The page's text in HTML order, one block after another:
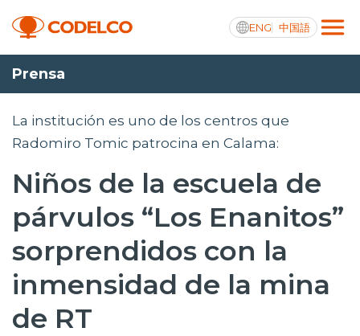
ENG 中国語
Transparencia activa
Nosotros
Operaciones
Proyectos
Sustentabilidad
Innovación
Prensa
La institución es uno de los centros que
Radomiro Tomic patrocina en Calama:
Niños de la escuela de
párvulos “Los Enanitos”
sorprendidos con la
inmensidad de la mina
de RT